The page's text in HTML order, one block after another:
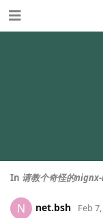
In 请教个奇怪的
N net.bsh Feb